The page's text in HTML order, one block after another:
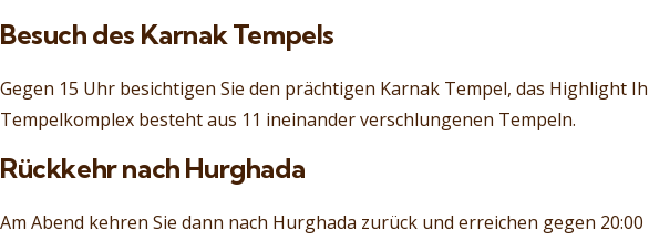
Besuch des Karnak Tempels
Gegen 15 Uhr besichtigen Sie den prächtigen Karnak Tempel, das Highlight
Tempelkomplex besteht aus 11 ineinander verschlungenen Tempeln.
Rückkehr nach Hurghada
Am Abend kehren Sie dann nach Hurghada zurück und erreichen gegen